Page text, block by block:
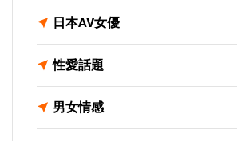
日本AV女優
性愛話題
男女情感